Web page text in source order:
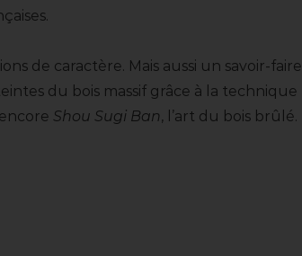
de caractère. Mais aussi un savoir-faire
du bois massif grâce à la technique
Shou Sugi Ban, l’art du bois brûlé.